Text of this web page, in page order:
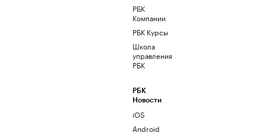
РБК
Компании
РБК Курсы
Школа
управления
РБК
РБК
Новости
iOS
Android